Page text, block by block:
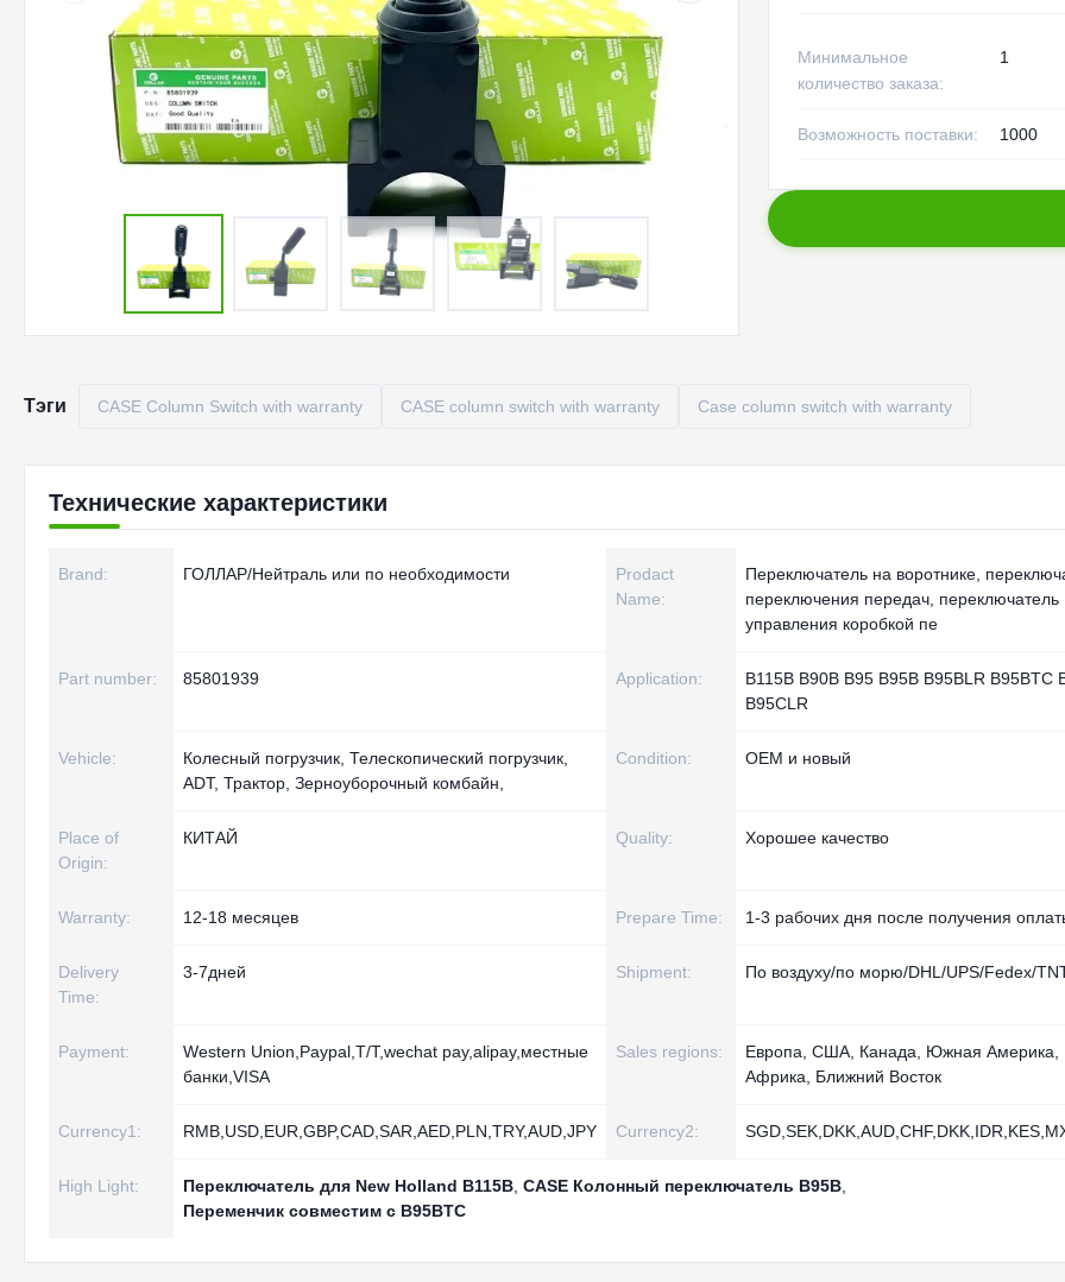
Минимальное
количество заказа:
1
Возможность поставки: 1000
Тэги CASE Column Switch with warranty CASE column switch with warranty Case column switch with warranty
Технические характеристики
Brand: ГОЛЛАР/Нейтраль или по необходимости
Prodact
Name:
Переключатель на воротнике,
переключения передач, переключатель
управления коробкой пе
Part number: 85801939 Application:
B115B B90B B95 B95B B95BLR B95BTC
B95CLR
Vehicle:
Колесный погрузчик, Телескопический погрузчик,
ADT, Трактор, Зерноуборочный комбайн,
Condition: OEM и новый
Place of
Origin:
КИТАЙ Quality: Хорошее качество
Warranty: 12-18 месяцев Prepare Time: 1-3 рабочих дня после получения
Delivery
Time:
3-7дней Shipment: По воздуху/по морю/DHL/UPS/Fedex/
Payment:
Western Union,Paypal,T/T,wechat pay,alipay,местные
банки,VISA
Sales regions:
Европа, США, Канада, Южная Америка,
Африка, Ближний Восток
Currency1: RMB,USD,EUR,GBP,CAD,SAR,AED,PLN,TRY,AUD,JPY Currency2:
High Light: Переключатель для New Holland B115B CASE Колонный переключатель B95B
Переменчик совместим с B95BTC